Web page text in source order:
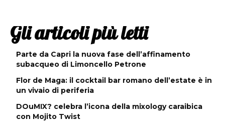
Gli articoli più letti
Parte da Capri la nuova fase dell’affinamento
subacqueo di Limoncello Petrone
Flor de Maga: il cocktail bar romano dell’estate è in
un vivaio di periferia
DOuMIX? celebra l’icona della mixology caraibica
con Mojito Twist